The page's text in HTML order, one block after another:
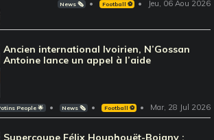
News 🗞️ Football ⚽️ Jeu, 06 Aou 2026
Ancien international Ivoirien, N’Gossan
Antoine lance un appel à l’aide
People 🌟 News 🗞️ Football ⚽️ Mar, 28 Jul 2026
Supercoupe Félix Houphouët-Boigny :